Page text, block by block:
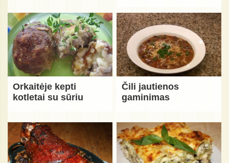
Orkaitėje kepti
kotletai su sūriu
Čili jautienos
gaminimas